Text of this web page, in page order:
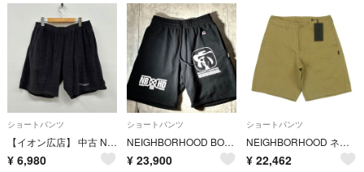
ショートパンツ
【イオン広店】 中古 NEIGHBORHOOD | ネイバーフッド ショートパンツ PILE SHORT PANTS 241FPNH-PTM02 ブラック サイズ：XL 【107】
¥ 6,980
ショートパンツ
NEIGHBORHOOD BOUNTY HUNTER RUSSELL ショーツ
¥ 23,900
ショートパンツ
NEIGHBORHOOD ネイバーフッド 261AQNH-PTM06 CLASSIC CHINO SHORT PANTS クラシック チノ ショート パンツ ショーツ ベージュ系 M【新古品】【未使用】【中古】
¥ 22,462